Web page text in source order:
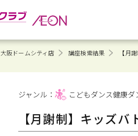
大阪ドームシティ店 講座検索結果 【月
ジャンル： こどもダンス健康ダ
【月謝制】キッズ